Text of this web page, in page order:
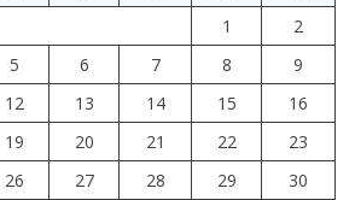
1
2
5 6 7 8
9
12 13 14 15
16
19 20 21 22
23
26 27 28 29
30